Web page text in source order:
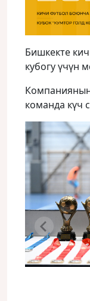
Бишкекте
кубогу үчүн
команда күч